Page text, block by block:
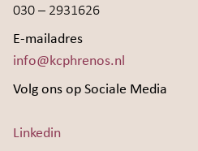
030 – 2931626
E-mailadres
info@kcphrenos.nl
Volg ons op Sociale Media
Linkedin